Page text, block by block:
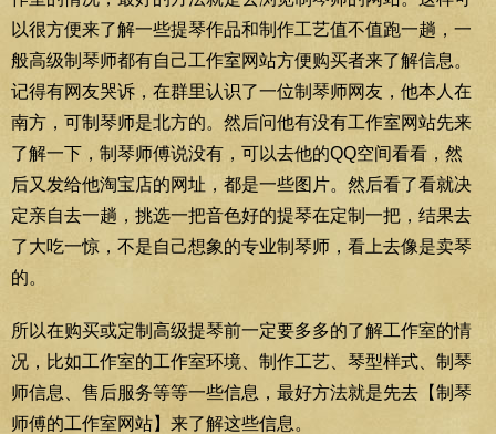
以很方便来了解一些提琴作品和制作工艺值不值跑一趟，一
般高级制琴师都有自己工作室网站方便购买者来了解信息。
记得有网友哭诉，在群里认识了一位制琴师网友，他本人在
南方，可制琴师是北方的。然后问他有没有工作室网站先来
了解一下，制琴师傅说没有，可以去他的QQ空间看看，然
后又发给他淘宝店的网址，都是一些图片。然后看了看就决
定亲自去一趟，挑选一把音色好的提琴在定制一把，结果去
了大吃一惊，不是自己想象的专业制琴师，看上去像是卖琴
的。
所以在购买或定制高级提琴前一定要多多的了解工作室的情
况，比如工作室的工作室环境、制作工艺、琴型样式、制琴
师信息、售后服务等等一些信息，最好方法就是先去【制琴
师傅的工作室网站】来了解这些信息。